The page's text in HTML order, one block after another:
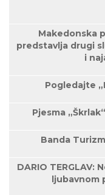
Makedonska
predstavlja drugi
i
Pogledajte
Pjesma
Banda
DARIO TERGLAV:
ljubavnom